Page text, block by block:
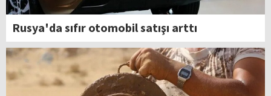
Rusya'da sıfır otomobil satışı arttı